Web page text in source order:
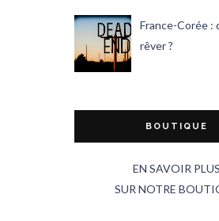
France-Corée :
rêver ?
BOUTIQUE
EN SAVOIR PLUS
SUR NOTRE